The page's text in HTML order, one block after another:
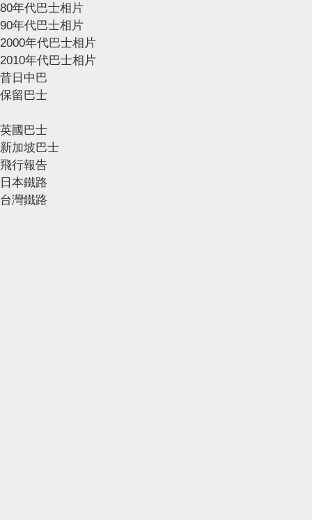
80年代巴士相片
90年代巴士相片
2000年代巴士相片
2010年代巴士相片
昔日中巴
保留巴士
英國巴士
新加坡巴士
飛行報告
日本鐵路
台灣鐵路